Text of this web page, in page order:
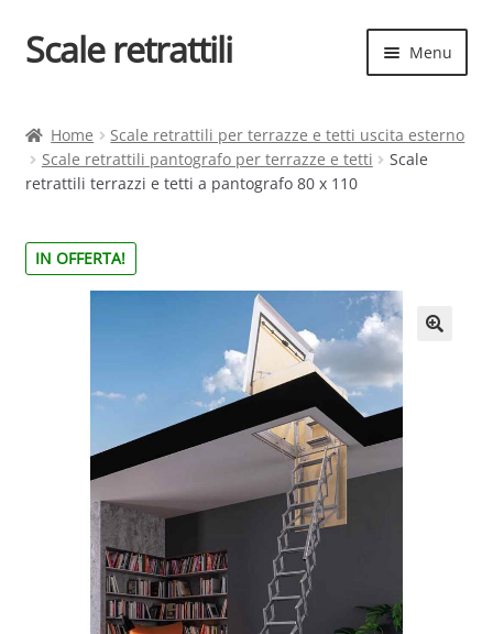
Vai
alla
Vai
al
Scale retrattili Menu
il
Contatti
Elenco scale
menu
Home
Scale retrattili per terrazze e tetti uscita esterno
Scale retrattili pantografo per terrazze e tetti
Scale
retrattili terrazzi e tetti a pantografo 80 x 110
IN OFFERTA!